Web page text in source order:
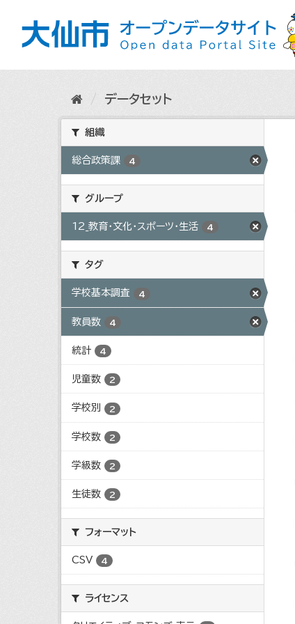
データセット
組織
総合政策課 4
グループ
12_教育・文化・スポーツ・生活 4
タグ
学校基本調査 4
教員数 4
統計 4
児童数 2
学校別 2
学校数 2
学級数 2
生徒数 2
フォーマット
CSV 4
ライセンス